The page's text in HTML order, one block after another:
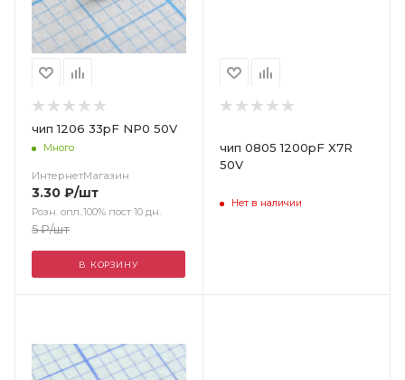
чип 1206 33pF NP0 50V
Много
ИнтернетМагазин
3.30 ₽/шт
Розн. опл.:100% пост 10 дн.
5₽/шт
В КОРЗИНУ
чип 0805 1200pF X7R
50V
Нет в наличии